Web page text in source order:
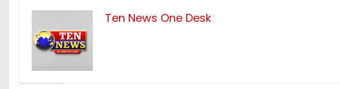
Ten News One Desk